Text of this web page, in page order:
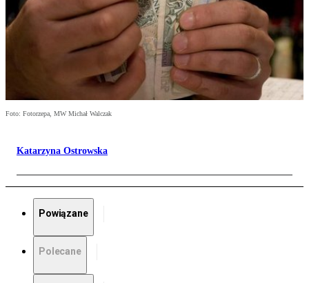
Foto: Fotorzepa, MW Michał Walczak
Katarzyna Ostrowska
Powiązane
Polecane